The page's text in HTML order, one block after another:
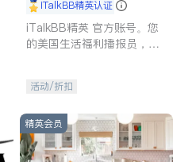
iTalkBB精英认证
iTalkBB精英 官方账号。您
的美国生活福利播报员，精
专属福利。
活动/折扣
精英会员